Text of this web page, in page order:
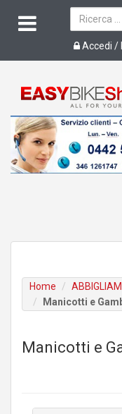
Accedi /
Home
Manicotti e
Manicotti e